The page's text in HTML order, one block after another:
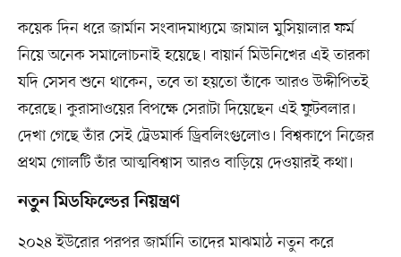
কয়েক দিন ধরে জার্মান সংবাদমাধ্যমে জামাল মুসিয়ালার ফর্ম
নিয়ে অনেক সমালোচনাই হয়েছে। বায়ার্ন মিউনিখের এই তারকা
যদি সেসব শুনে থাকেন, তবে তা হয়তো তাঁকে আরও উদ্দীপিতই
করেছে। কুরাসাওয়ের বিপক্ষে সেরাটা দিয়েছেন এই ফুটবলার।
দেখা গেছে তাঁর সেই ট্রেডমার্ক ড্রিবলিংগুলোও। বিশ্বকাপে নিজের
প্রথম গোলটি তাঁর আত্মবিশ্বাস আরও বাড়িয়ে দেওয়ারই কথা।
নতুন মিডফিল্ডের নিয়ন্ত্রণ
২০২৪ ইউরোর পরপর জার্মানি তাদের মাঝমাঠ নতুন করে